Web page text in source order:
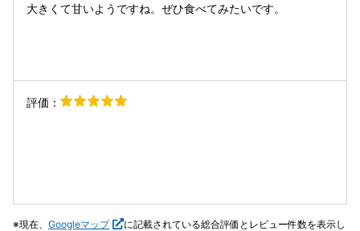
大きくて甘いようですね。ぜひ食べてみたいです。
評価：
現在、 Googleマップ
に記載されている総合評価とレビュー件数を表示し